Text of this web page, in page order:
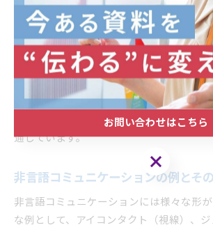
明るい表情や堂々とした姿勢は、説得力
果があります。また、緊張している場合
た動作や深呼吸を意識することで落ち着
ます。
非言語的な要素に気を配ることで、聴衆
り、内容がより強く記憶に残ります。成
ターは、言葉以外の要素にも細心の注意
通しています。
非言語コミュニケーションの例とそ
非言語コミュニケーションには様々な形
な例として、アイコンタクト（視線）、
お問い合わせはこちら
お問い合わせはこちら